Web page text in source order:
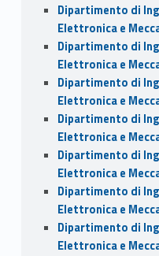
Dipartimento di
Elettronica e
Dipartimento di
Elettronica e
Dipartimento di
Elettronica e
Dipartimento di
Elettronica e
Dipartimento di
Elettronica e
Dipartimento di
Elettronica e
Dipartimento di
Elettronica e